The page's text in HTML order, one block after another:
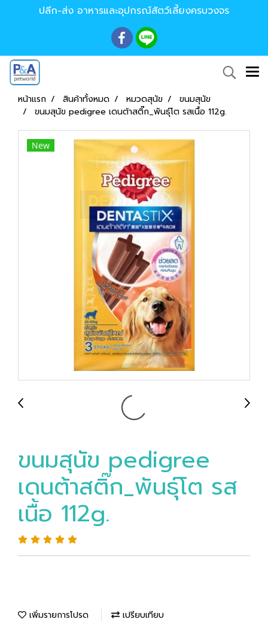
ปลีก-ส่ง อาหารและอุปกรณ์สัตว์เลี้ยงครบวงจร
หน้าแรก สินค้าทั้งหมด หมวดสุนัข
ขนมสุนัข
ขนมสุนัข pedigree เดนต้าสติ๊ก_พันธุ์โต รสเนื้อ 112g.
New
ขนมสุนัข pedigree
เดนต้าสติ๊ก_พันธุ์โต รส
เนื้อ 112g.
เพิ่มรายการโปรด เปรียบเทียบ